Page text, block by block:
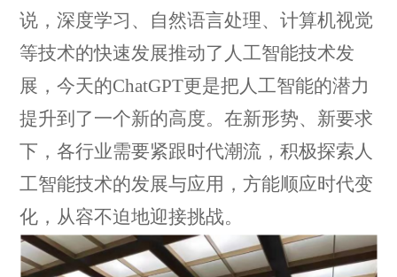
说，深度学习、自然语言处理、计算机视觉
等技术的快速发展推动了人工智能技术发
展，今天的ChatGPT更是把人工智能的潜力
提升到了一个新的高度。在新形势、新要求
下，各行业需要紧跟时代潮流，积极探索人
工智能技术的发展与应用，方能顺应时代变
化，从容不迫地迎接挑战。